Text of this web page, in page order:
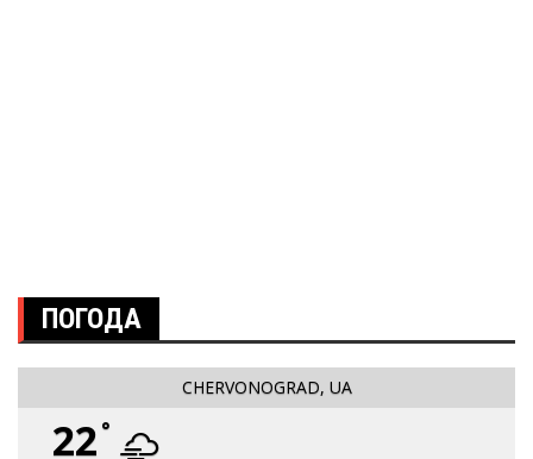
ПОГОДА
CHERVONOGRAD, UA
22 °